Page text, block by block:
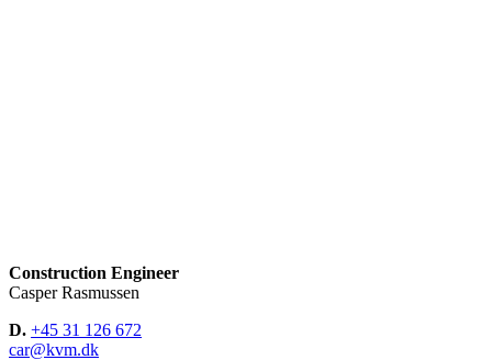
Construction Engineer
Casper Rasmussen
D. +45 31 126 672
car@kvm.dk